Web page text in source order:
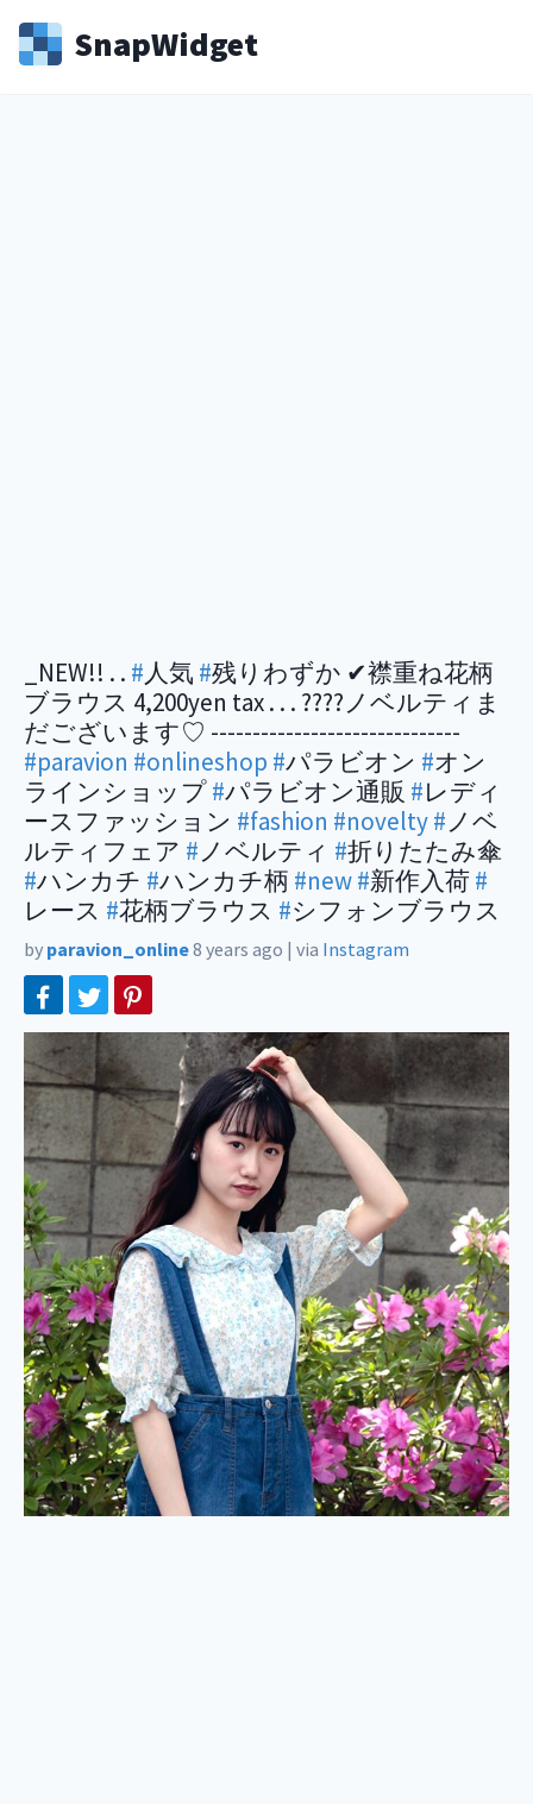
SnapWidget
_NEW!! . . #人気 #残りわずか ✔︎襟重ね花柄
ブラウス 4,200yen tax . . . ????ノベルティま
だございます♡ ------------------------------
#paravion #onlineshop #パラビオン #オン
ラインショップ#パラビオン通販 #レディ
ースファッション #fashion #novelty#ノベ
ルティフェア #ノベルティ #折りたたみ傘
#ハンカチ #ハンカチ柄 #new#新作入荷#
レース #花柄ブラウス #シフォンブラウス
by paravion_online8 years ago | via Instagram